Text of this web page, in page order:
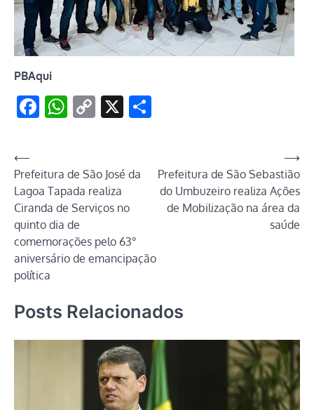
PBAqui
Facebook
WhatsApp
Copy
X
Navegação
de
Post
⟵
Prefeitura de São José da
Lagoa Tapada realiza
Ciranda de Serviços no
quinto dia de
comemorações pelo 63°
aniversário de emancipação
política
Prefeitura de São Sebastião
do Umbuzeiro realiza Ações
de Mobilização na área da
saúde
⟶
Posts Relacionados